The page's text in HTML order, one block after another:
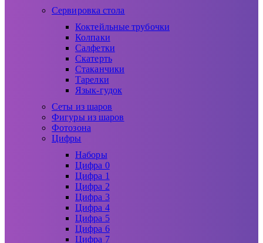
Сервировка стола
Коктейльные трубочки
Колпаки
Салфетки
Скатерть
Стаканчики
Тарелки
Язык-гудок
Сеты из шаров
Фигуры из шаров
Фотозона
Цифры
Наборы
Цифра 0
Цифра 1
Цифра 2
Цифра 3
Цифра 4
Цифра 5
Цифра 6
Цифра 7